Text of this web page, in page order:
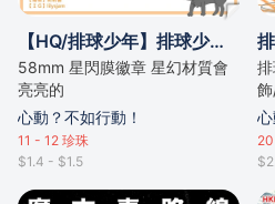
【HQ/排球少年】排球少年 同人徽章 ｜烏野｜音駒｜青城｜白鳥沢｜梟谷｜稲荷崎｜鴎台｜MSBY｜AD｜
58mm 星閃膜徽章 星幻材質會
亮亮的
心動？不如行動！
11 - 12 珍珠
$1.4 - $1.5
心